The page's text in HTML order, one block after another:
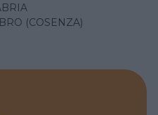
(COSENZA)